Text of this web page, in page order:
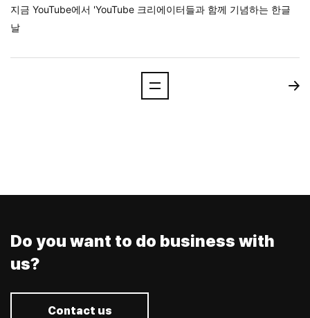
지금 YouTube에서 'YouTube 크리에이터들과 함께 기념하는 한글
날
Do you want to do business with
us?
Contact us